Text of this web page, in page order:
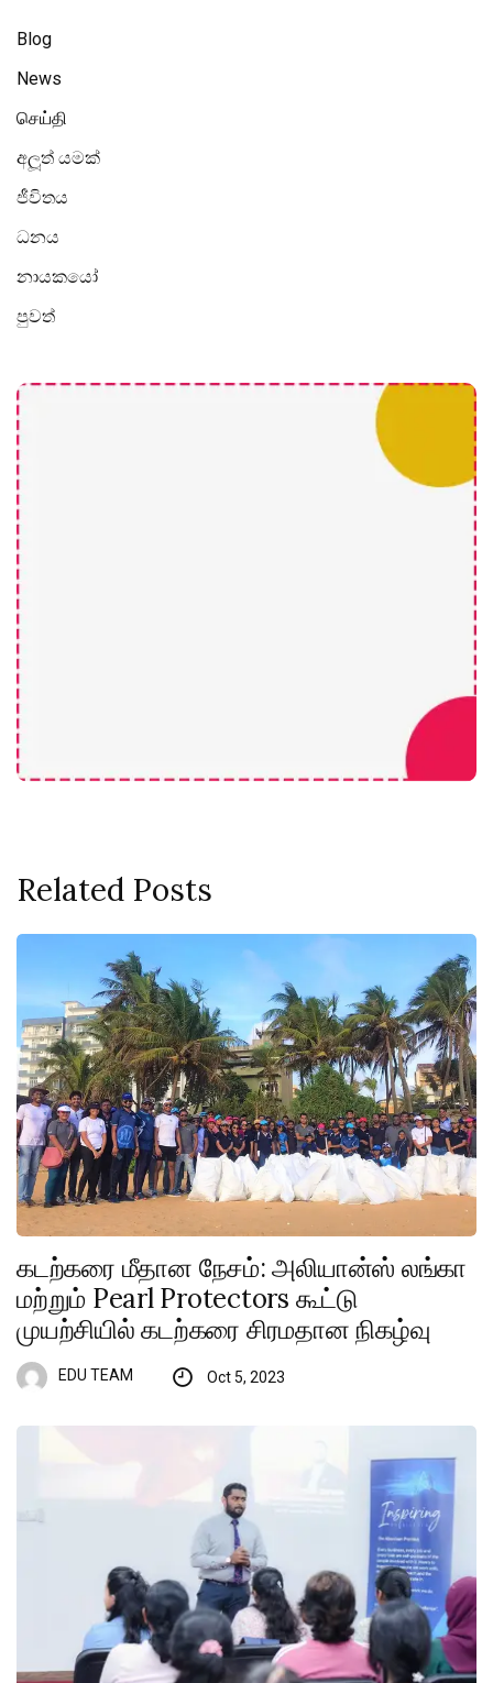
Blog
News
செய்தி
අලූත් යමක්
ජීවිතය
ධනය
නායකයෝ
පුවත්
Related Posts
கடற்கரை மீதான நேசம்: அலியான்ஸ் லங்கா
மற்றும் Pearl Protectors கூட்டு
முயற்சியில் கடற்கரை சிரமதான நிகழ்வு
EDU TEAM Oct 5, 2023